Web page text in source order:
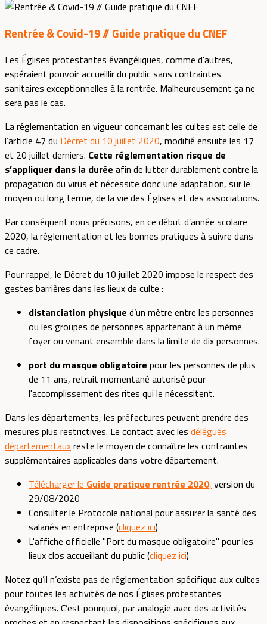
Rentrée & Covid-19 // Guide pratique du CNEF
Les Églises protestantes évangéliques, comme d'autres,
espéraient pouvoir accueillir du public sans contraintes
sanitaires exceptionnelles à la rentrée. Malheureusement ça ne
sera pas le cas.
La réglementation en vigueur concernant les cultes est celle de
l’article 47 du Décret du 10 juillet 2020, modifié ensuite les 17
et 20 juillet derniers. Cette réglementation risque de
s’appliquer dans la durée afin de lutter durablement contre la
propagation du virus et nécessite donc une adaptation, sur le
moyen ou long terme, de la vie des Églises et des associations.
Par conséquent nous précisons, en ce début d’année scolaire
2020, la réglementation et les bonnes pratiques à suivre dans
ce cadre.
Pour rappel, le Décret du 10 juillet 2020 impose le respect des
gestes barrières dans les lieux de culte :
distanciation physique d’un mètre entre les personnes
ou les groupes de personnes appartenant à un même
foyer ou venant ensemble dans la limite de dix personnes.
port du masque obligatoire pour les personnes de plus
de 11 ans, retrait momentané autorisé pour
l'accomplissement des rites qui le nécessitent.
Dans les départements, les préfectures peuvent prendre des
mesures plus restrictives. Le contact avec les délégués
départementauxreste le moyen de connaître les contraintes
supplémentaires applicables dans votre département.
Télécharger le Guide pratique rentrée 2020, version du
29/08/2020
Consulter le Protocole national pour assurer la santé des
salariés en entreprise (cliquez ici)
L'affiche officielle "Port du masque obligatoire" pour les
lieux clos accueillant du public (cliquez ici)
Notez qu’il n’existe pas de réglementation spécifique aux cultes
pour toutes les activités de nos Églises protestantes
évangéliques. C’est pourquoi, par analogie avec des activités